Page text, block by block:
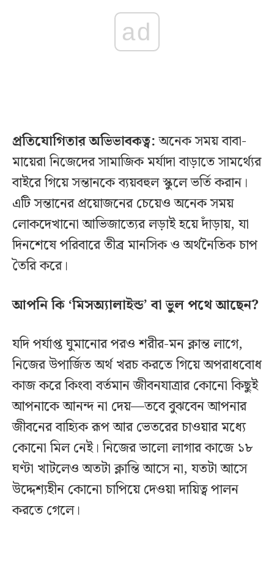
ad
প্রতিযোগিতার অভিভাবকত্ব:অনেক সময় বাবা-
মায়েরা নিজেদের সামাজিক মর্যাদা বাড়াতে সামর্থ্যের
বাইরে গিয়ে সন্তানকে ব্যয়বহুল স্কুলে ভর্তি করান।
এটি সন্তানের প্রয়োজনের চেয়েও অনেক সময়
লোকদেখানো আভিজাত্যের লড়াই হয়ে দাঁড়ায়, যা
দিনশেষে পরিবারে তীব্র মানসিক ও অর্থনৈতিক চাপ
তৈরি করে।
আপনি কি ‘মিসঅ্যালাইন্ড’ বা ভুল পথে আছেন?
যদি পর্যাপ্ত ঘুমানোর পরও শরীর-মন ক্লান্ত লাগে,
নিজের উপার্জিত অর্থ খরচ করতে গিয়ে অপরাধবোধ
কাজ করে কিংবা বর্তমান জীবনযাত্রার কোনো কিছুই
আপনাকে আনন্দ না দেয়—তবে বুঝবেন আপনার
জীবনের বাহ্যিক রূপ আর ভেতরের চাওয়ার মধ্যে
কোনো মিল নেই। নিজের ভালো লাগার কাজে ১৮
ঘণ্টা খাটলেও অতটা ক্লান্তি আসে না, যতটা আসে
উদ্দেশ্যহীন কোনো চাপিয়ে দেওয়া দায়িত্ব পালন
করতে গেলে।